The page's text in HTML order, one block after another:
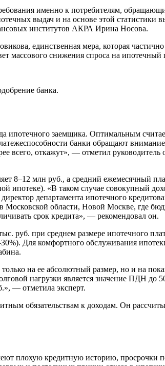
именно к потребителям,
выдач и на основе этой статистики
институтов АКРА Ирина Носова.
единственная мера, которая
массового снижения спроса на
банка.
ипотечного заемщика. Оптимальным
банки обращают
всего, откажут», — отметил
8–12 млн руб., а средний ежемесячный
«В таком случае совокупный
департамента ипотечного
области, Новой Москве, где
срок кредита», — рекомендовал он.
руб. при среднем размере ипотечного
Для комфортного обслуживания
на ее абсолютный размер, но и на
нагрузки является значение ПДН до
— отметила эксперт.
обязательствам к доходам. Он
плохую кредитную историю, просрочки